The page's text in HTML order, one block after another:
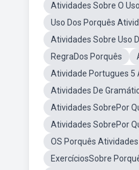
Atividades Sobre O
Uso Dos Porquês
Atividades Sobre Uso
RegraDos Porquês
Atividade Portugues 5
Atividades De
Atividades SobrePor
Atividades SobrePor
OS Porquês Atividades
ExercíciosSobre